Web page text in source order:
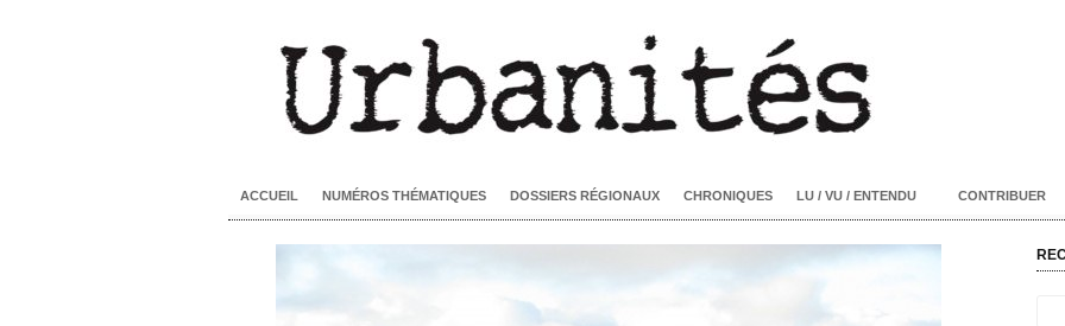
ACCUEIL NUMÉROS THÉMATIQUES DOSSIERS RÉGIONAUX CHRONIQUES LU / VU / ENTENDU CONTRIBUER